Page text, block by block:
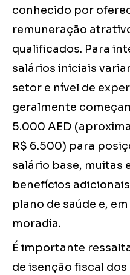
conhecido por
remuneração
qualificados. Para
salários iniciais
setor e nível de
geralmente
5.000 AED
R$ 6.500) para
salário base, muitas
benefícios
plano de saúde e,
moradia.
É importante
de isenção fiscal